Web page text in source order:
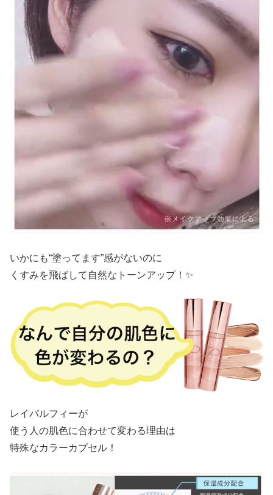
いかにも“塗ってます”感がないのに
くすみを飛ばして自然なトーンアップ！✨
レイパルフィーが
使う人の肌色に合わせて変わる理由は
特殊なカラーカプセル！